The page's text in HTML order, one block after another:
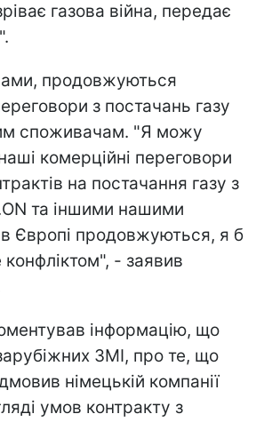
газова війна, передає
продовжуються
з постачань газу
споживачам. "Я можу
комерційні переговори
на постачання газу з
та іншими нашими
Європі продовжуються, я б
- заявив
інформацію, що
ЗМІ, про те, що
німецькій компанії
умов контракту з